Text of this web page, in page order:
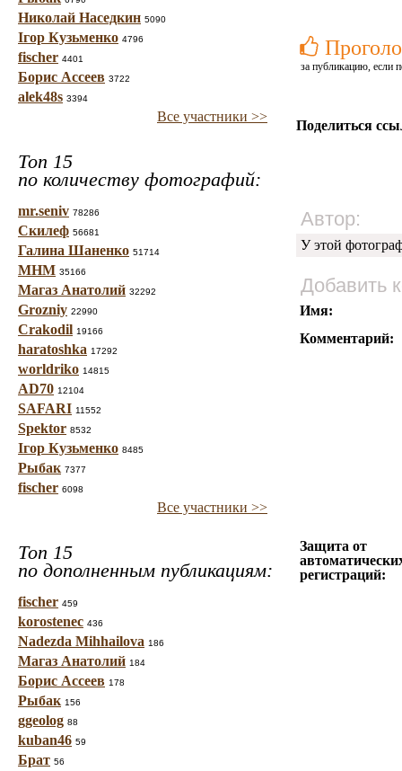
Николай Наседкин 5090
Ігор Кузьменко 4796
fischer 4401
Борис Ассеев 3722
alek48s 3394
Все участники >>
Топ 15
по количеству фотографий:
mr.seniv 78286
Скилеф 56681
Галина Шаненко 51714
МНМ 35166
Магаз Анатолий 32292
Grozniy 22990
Crakodil 19166
haratoshka 17292
worldriko 14815
AD70 12104
SAFARI 11552
Spektor 8532
Ігор Кузьменко 8485
Рыбак 7377
fischer 6098
Все участники >>
Топ 15
по дополненным публикациям:
fischer 459
korostenec 436
Nadezda Mihhailova 186
Магаз Анатолий 184
Борис Ассеев 178
Рыбак 156
ggeolog 88
kuban46 59
Брат 56
за публикацию, если
Поделиться
Автор:
У этой
Добавить
Имя:
Комментарий:
Защита от
регистраций: